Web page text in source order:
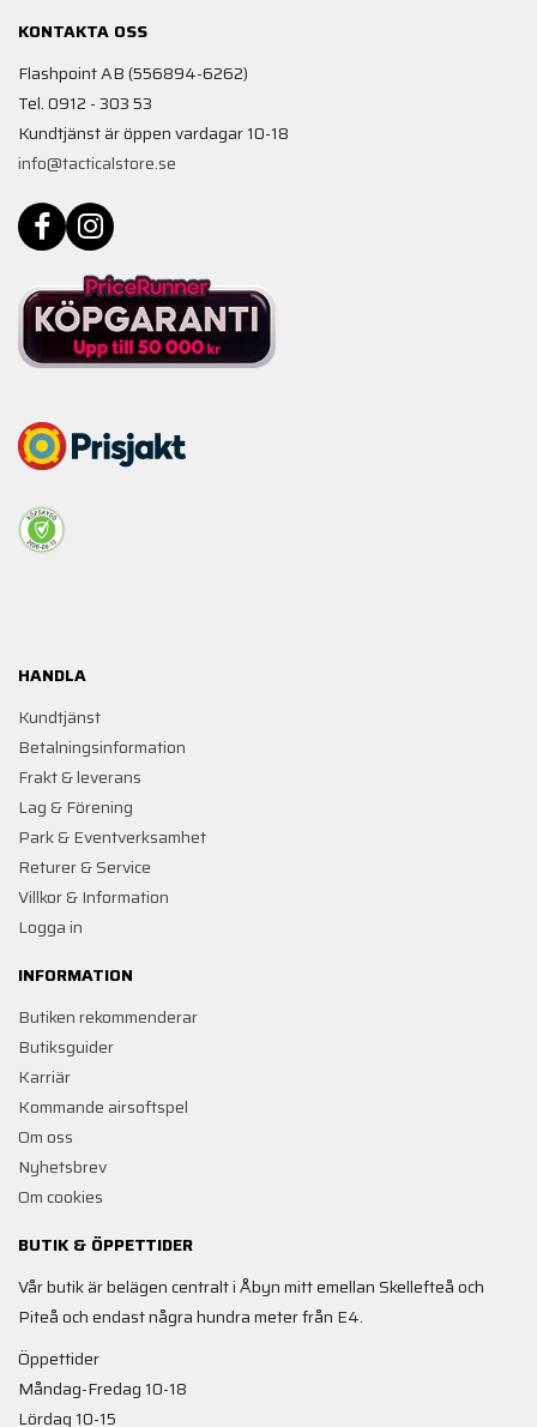
KONTAKTA OSS
Flashpoint AB (556894-6262)
Tel. 0912 - 303 53
Kundtjänst är öppen vardagar 10-18
info@tacticalstore.se
HANDLA
Kundtjänst
Betalningsinformation
Frakt & leverans
Lag & Förening
Park & Eventverksamhet
Returer & Service
Villkor & Information
Logga in
INFORMATION
Butiken rekommenderar
Butiksguider
Karriär
Kommande airsoftspel
Om oss
Nyhetsbrev
Om cookies
BUTIK & ÖPPETTIDER
Vår butik är belägen centralt i Åbyn mitt emellan Skellefteå och
Piteå och endast några hundra meter från E4.
Öppettider
Måndag-Fredag 10-18
Lördag 10-15